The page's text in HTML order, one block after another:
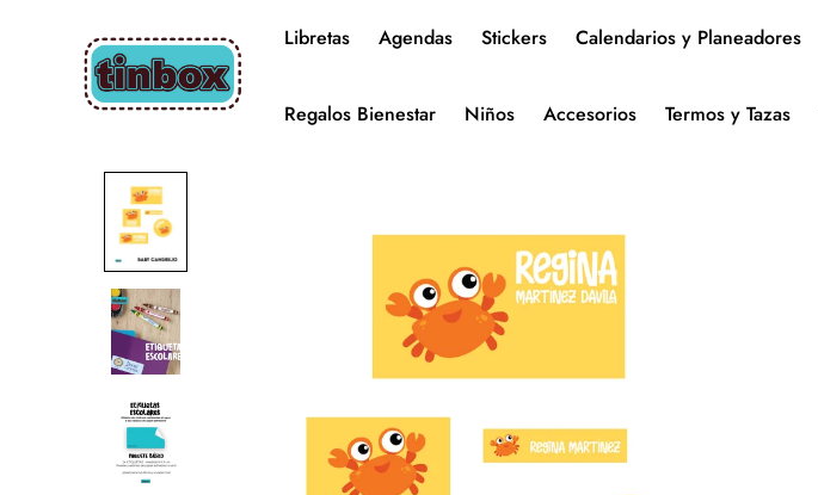
Libretas Agendas Stickers Calendarios y Planeadores
Regalos Bienestar Niños Accesorios Termos y Tazas